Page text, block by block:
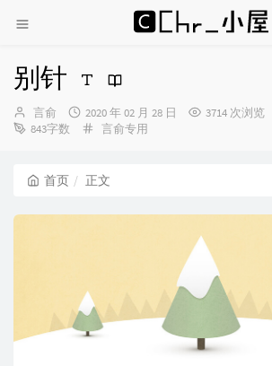
别针
博
主：
言俞
发
布
2020 年 02 月 28 日 3714 次浏览
843字数
分
言俞专用
首页 正文